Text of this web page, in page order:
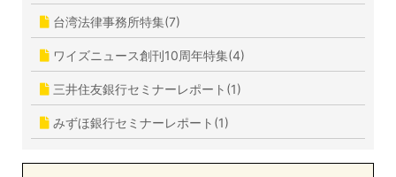
台湾法律事務所特集(7)
ワイズニュース創刊10周年特集(4)
三井住友銀行セミナーレポート(1)
みずほ銀行セミナーレポート(1)